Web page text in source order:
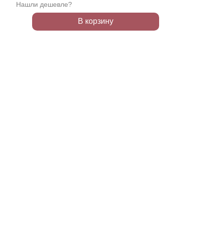
Нашли дешевле?
В корзину